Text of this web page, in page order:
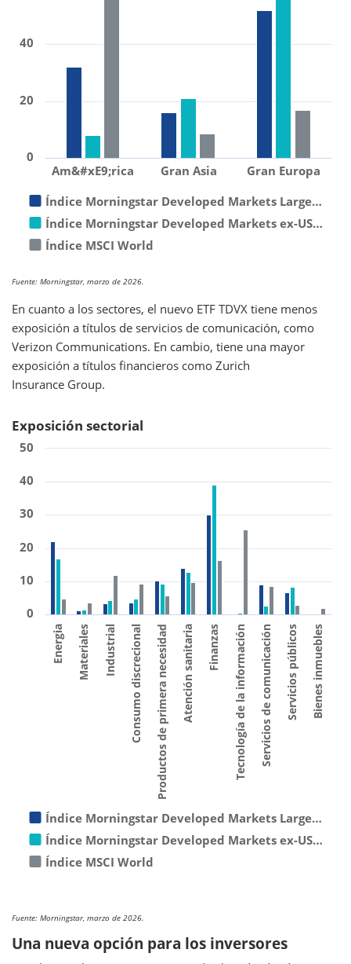
Índice Morningstar Developed Markets Large…
Índice Morningstar Developed Markets ex-US…
Índice MSCI World
Am&#xE9;rica Gran Asia Gran Europa
0
20
40
Fuente: Morningstar, marzo de 2026.
En cuanto a los sectores, el nuevo ETF TDVX tiene menos
exposición a títulos de servicios de comunicación, como
Verizon Communications. En cambio, tiene una mayor
exposición a títulos financieros como Zurich
Insurance Group.
Exposición sectorial
Índice Morningstar Developed Markets Large…
Índice Morningstar Developed Markets ex-US…
Índice MSCI World
0
20
40
10
30
50
Energia Materiales Industrial Consumo discrecionalProductos de primera necesidadAtención sanitaria Finanzas Tecnología de la informaciónServicios de comunicaciónServicios públicosBienes inmuebles
Fuente: Morningstar, marzo de 2026.
Una nueva opción para los inversores